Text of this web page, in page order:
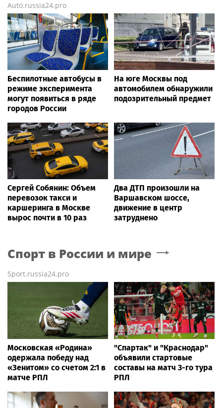
Auto.russia24.pro
Беспилотные автобусы в
режиме эксперимента
могут появиться в ряде
городов России
На юге Москвы под
автомобилем обнаружили
подозрительный предмет
Сергей Собянин: Объем
перевозок такси и
каршеринга в Москве
вырос почти в 10 раз
Два ДТП произошли на
Варшавском шоссе,
движение в центр
затруднено
Спорт в России и мире
Sport.russia24.pro
Московская «Родина»
одержала победу над
«Зенитом» со счетом 2:1 в
матче РПЛ
"Спартак" и "Краснодар"
объявили стартовые
составы на матч 3-го тура
РПЛ